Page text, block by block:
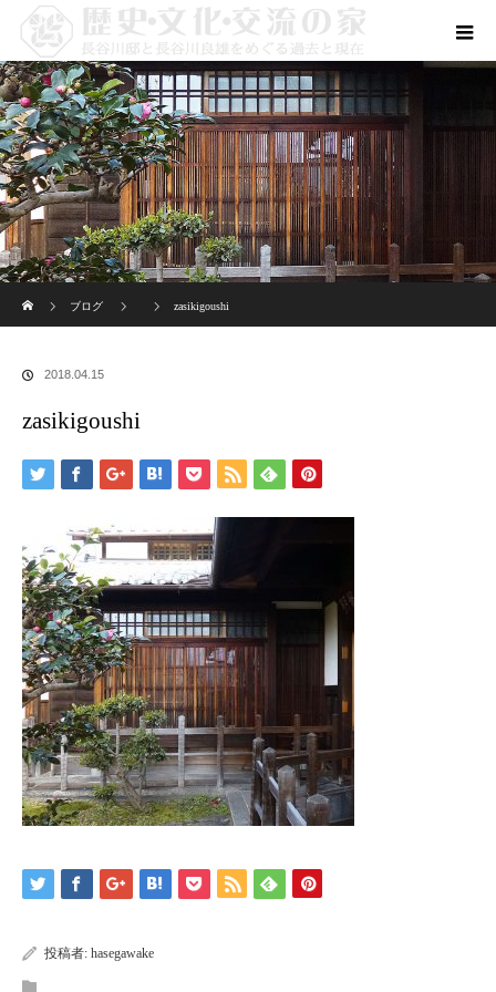
ブログ
zasikigoushi
2018.04.15
zasikigoushi
投稿者: hasegawake